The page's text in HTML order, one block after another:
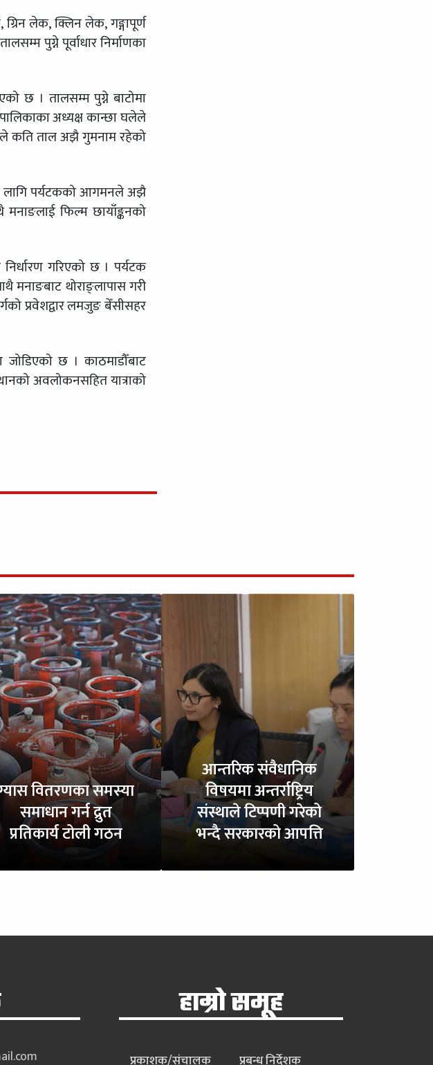
लेक, क्लिन लेक, गङ्गापूर्ण
पुग्ने पूर्वाधार निर्माणका
छ । तालसम्म पुग्ने बाटोमा
अध्यक्ष कान्छा घलेले
कति ताल अझै गुमनाम रहेको
लागि पर्यटकको आगमनले अझै
फिल्म छायाँङ्कनको
गरिएको छ । पर्यटक
मनाङबाट थोराङ्लापास गरी
प्रवेशद्वार लमजुङ बेँसीसहर
जोडिएको छ । काठमाडौँबाट
अवलोकनसहित यात्राको
वितरणका समस्या
समाधान गर्न द्रुत
प्रतिकार्य टोली गठन
आन्तरिक संवैधानिक
विषयमा अन्तर्राष्ट्रिय
संस्थाले टिप्पणी गरेको
भन्दै सरकारको आपत्ति
हाम्रो समूह
प्रकाशक/संचालक प्रबन्ध निर्देशक